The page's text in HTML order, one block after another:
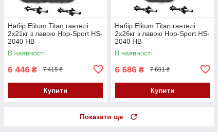
Набір Elitum Titan гантелі
2х21кг з лавою Hop-Sport HS-
2040 НВ
В наявності
6 446 ₴ 7 415 ₴
Купити
Набір Elitum Titan гантелі
2х26кг з лавою Hop-Sport HS-
2040 НВ
В наявності
6 686 ₴ 7 691 ₴
Купити
Показати ще